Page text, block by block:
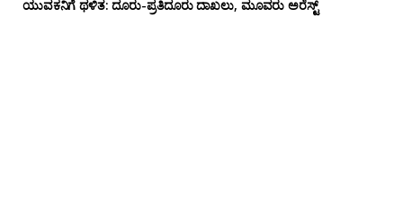
ಯುವಕನಿಗೆ ಥಳಿತ: ದೂರು-ಪ್ರತಿದೂರು ದಾಖಲು, ಮೂವರು ಅರೆಸ್ಟ್